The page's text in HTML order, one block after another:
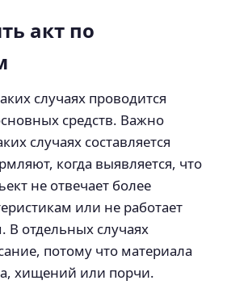
акт по
случаях проводится
средств. Важно
случаях составляется
когда выявляется, что
не отвечает более
или не работает
отдельных случаях
потому что материала
хищений или порчи.